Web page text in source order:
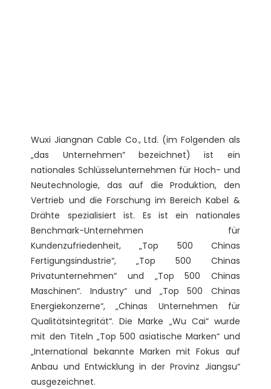
Wuxi Jiangnan Cable Co., Ltd. (im Folgenden als
„das Unternehmen“ bezeichnet) ist ein
nationales Schlüsselunternehmen für Hoch- und
Neutechnologie, das auf die Produktion, den
Vertrieb und die Forschung im Bereich Kabel &
Drähte spezialisiert ist. Es ist ein nationales
Benchmark-Unternehmen für
Kundenzufriedenheit, „Top 500 Chinas
Fertigungsindustrie“, „Top 500 Chinas
Privatunternehmen“ und „Top 500 Chinas
Maschinen“. Industry“ und „Top 500 Chinas
Energiekonzerne“, „Chinas Unternehmen für
Qualitätsintegrität“. Die Marke „Wu Cai“ wurde
mit den Titeln „Top 500 asiatische Marken“ und
„International bekannte Marken mit Fokus auf
Anbau und Entwicklung in der Provinz Jiangsu“
ausgezeichnet.